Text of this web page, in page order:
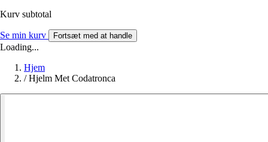
Kurv subtotal
Se min kurv Fortsæt med at handle
Loading...
Hjem
/ Hjelm Met Codatronca